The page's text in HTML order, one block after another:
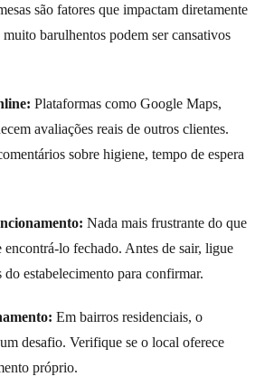
são fatores que impactam diretamente
barulhentos podem ser cansativos
Plataformas como Google Maps,
avaliações reais de outros clientes.
sobre higiene, tempo de espera
Nada mais frustrante do que
encontrá-lo fechado. Antes de sair, ligue
do estabelecimento para confirmar.
Em bairros residenciais, o
desafio. Verifique se o local oferece
próprio.